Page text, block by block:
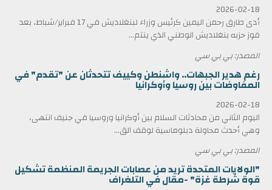
2026-02-18
أدى طارق رحمن اليمين كرئيس وزراء لبنغلاديش في 17 فبراير/شباط، بعد
فوز حزبه بنغلاديش الوطني الذي ينتم...
المصدر: بي بي سي
رغم هدير الجبهات.. واشنطن وكييف تتحدثان عن "تقدم" في
المفاوضات بين روسيا وأوكرانيا
2026-02-18
اليوم الثاني من محادثات السلام بين أوكرانيا وروسيا في جنيف انتهى،
وهي أحدث محاولة دبلوماسية لوقف الق...
المصدر: بي بي سي
"الولايات المتحدة تريد من عصابات الجريمة المنظمة تشكيل
قوة شرطة غزة" -مقال في التلغراف